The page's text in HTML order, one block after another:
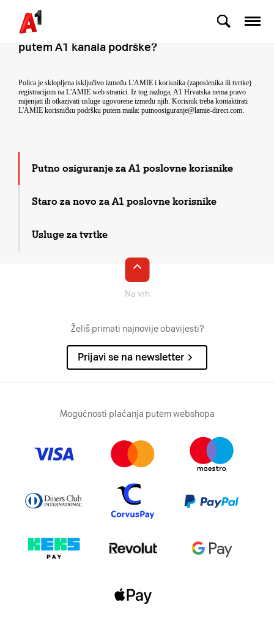
Skip to Main Content
Gdje korisnik može promijeniti ili otkazati
putno osiguranje? Zašto to nije moguće
putem A1 kanala podrške?
Polica je sklopljena isključivo između L'AMIE i korisnika (zaposlenika ili tvrtke)
registracijom na L'AMIE web stranici. Iz tog razloga, A1 Hrvatska nema pravo
mijenjati ili otkazivati usluge ugovorene između njih. Korisnik treba kontaktirati
L'AMIE korisničku podršku putem maila: putnoosiguranje@lamie-direct.com.
Putno osiguranje za A1 poslovne korisnike
Staro za novo za A1 poslovne korisnike
Usluge za tvrtke
Na vrh
Želiš primati najnovije obavijesti?
Prijavi se na newsletter
Mogućnosti plaćanja putem webshopa